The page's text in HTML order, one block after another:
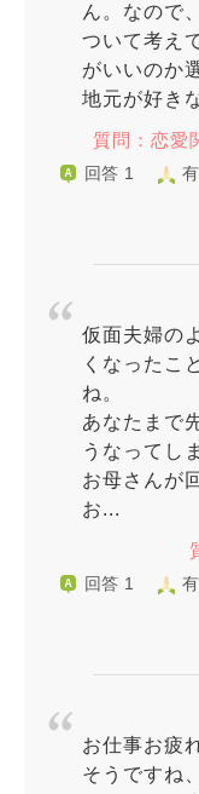
ん。なので
ついて考え
がいいのか
地元が好き
質問：恋愛
回答 1
仮面夫婦の
くなったこ
ね。
あなたまで
うなってし
お母さんが
お...
回答 1
お仕事お疲
そうですね